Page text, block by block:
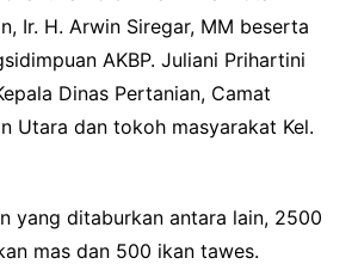
Ir. H. Arwin Siregar, MM beserta
AKBP. Juliani Prihartini
Dinas Pertanian, Camat
Utara dan tokoh masyarakat Kel.
yang ditaburkan antara lain, 2500
mas dan 500 ikan tawes.